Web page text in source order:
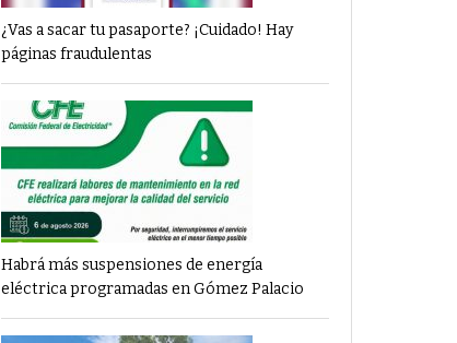
¿Vas a sacar tu pasaporte? ¡Cuidado! Hay
páginas fraudulentas
Habrá más suspensiones de energía
eléctrica programadas en Gómez Palacio